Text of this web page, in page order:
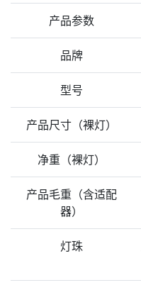
产品参数
品牌
型号
产品尺寸（裸灯）
净重（裸灯）
产品毛重（含适配
器）
灯珠